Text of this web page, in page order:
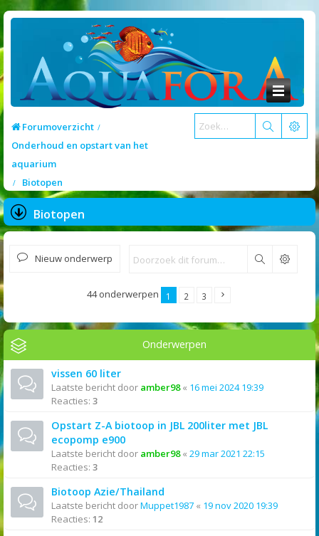
Forumoverzicht
Onderhoud en opstart van het
aquarium
Biotopen
Biotopen
Nieuw onderwerp Zoek
44 onderwerpen 1 2 3
Onderwerpen
vissen 60 liter
Laatste bericht door amber98« 16 mei 2024 19:39
Reacties: 3
Opstart Z-A biotoop in JBL 200liter met JBL
ecopomp e900
Laatste bericht door amber98« 29 mar 2021 22:15
Reacties: 3
Biotoop Azie/Thailand
Laatste bericht doorMuppet1987 « 19 nov 2020 19:39
Reacties: 12